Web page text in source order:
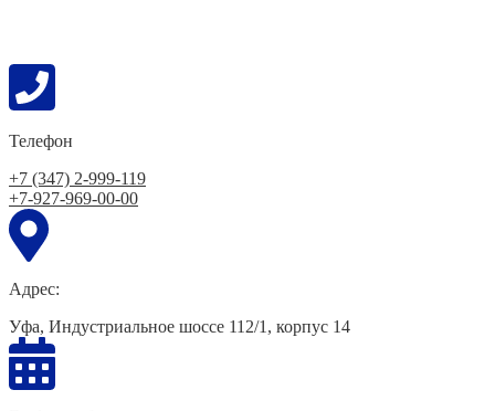
Телефон
+7 (347) 2-999-119
+7-927-969-00-00
Адрес:
Уфа, Индустриальное шоссе 112/1, корпус 14